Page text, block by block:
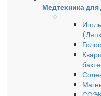
Медтехника